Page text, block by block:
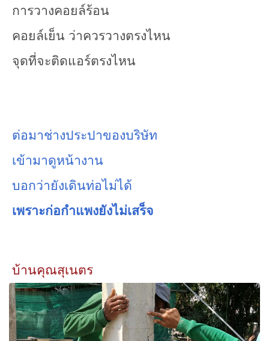
การวางคอยล์ร้อน
คอยล์เย็น ว่าควรวางตรงไหน
จุดที่จะติดแอร์ตรงไหน
ต่อมาช่างประปาของบริษัท
เข้ามาดูหน้างาน
บอกว่ายังเดินท่อไม่ได้
เพราะก่อกำแพงยังไม่เสร็จ
บ้านคุณสุเนตร